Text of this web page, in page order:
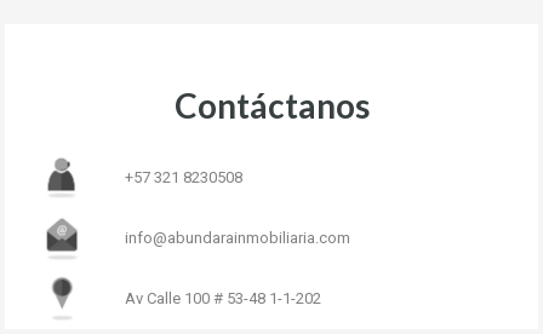
Contáctanos
+57 321 8230508
info@abundarainmobiliaria.com
Av Calle 100 # 53-48 1-1-202